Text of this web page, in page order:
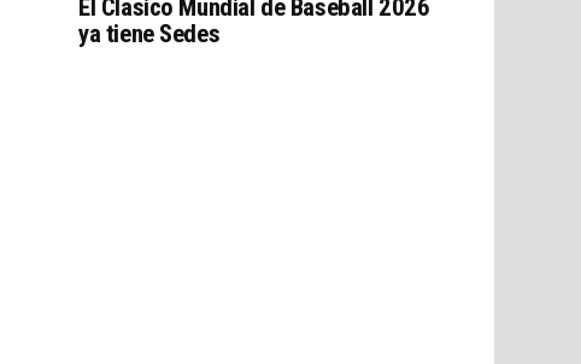
El Clasico Mundial de Baseball 2026
ya tiene Sedes